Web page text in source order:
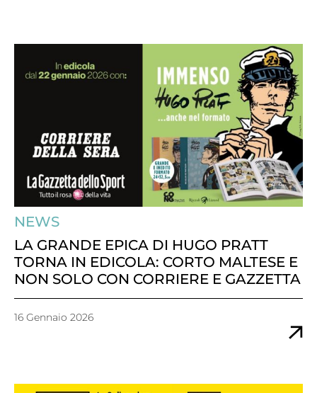
NEWS
LA GRANDE EPICA DI HUGO PRATT
TORNA IN EDICOLA: CORTO MALTESE E
NON SOLO CON CORRIERE E GAZZETTA
16 Gennaio 2026